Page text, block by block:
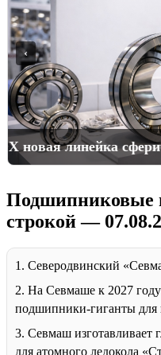
новая линейка
‹
Подшипниковые
строкой —
1. Северодвинский
2. На Севмаше к 2027
подшипники-гиганты для
3. Севмаш
для атомного ледокола